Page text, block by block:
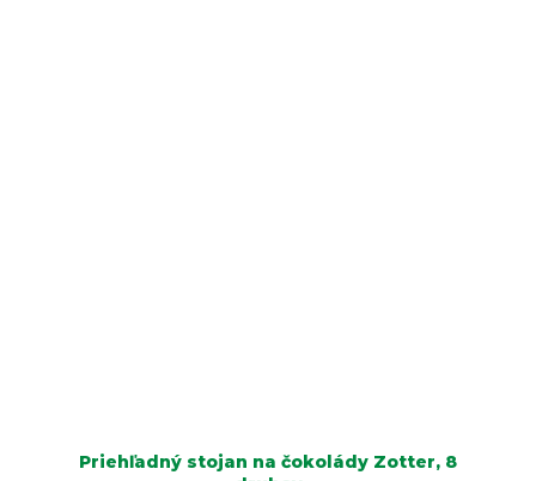
Priehľadný stojan na čokolády Zotter, 8